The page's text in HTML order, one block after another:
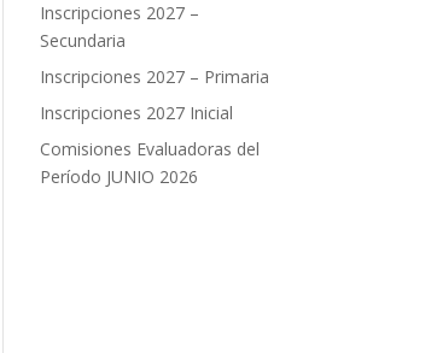
Inscripciones 2027 –
Secundaria
Inscripciones 2027 – Primaria
Inscripciones 2027 Inicial
Comisiones Evaluadoras del
Período JUNIO 2026